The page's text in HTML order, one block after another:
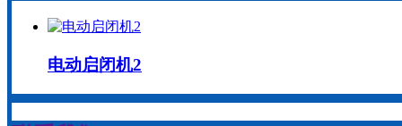
电动启闭机2